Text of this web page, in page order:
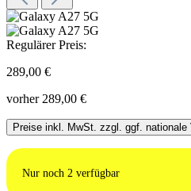
Regulärer Preis:
289,00 €
vorher 289,00 €
Preise inkl. MwSt. zzgl. ggf. nationale
Nur noch 2 verfügbar